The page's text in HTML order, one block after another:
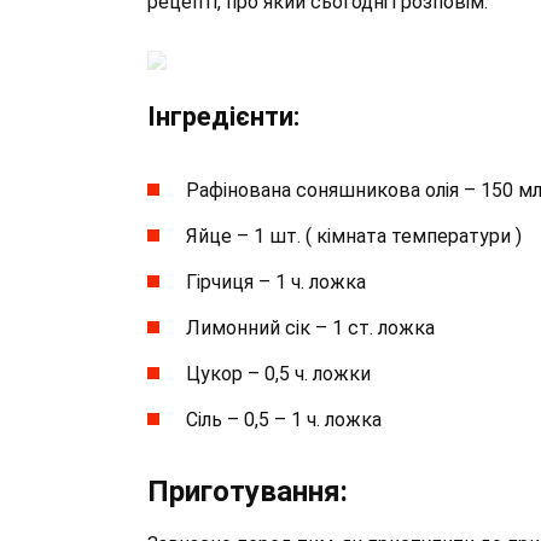
Інгредієнти:
Рафінована соняшникова олія – 150
Яйце – 1 шт. ( кімната температури )
Гірчиця – 1 ч. ложка
Лимонний сік – 1 ст. ложка
Цукор – 0,5 ч. ложки
Сіль – 0,5 – 1 ч. ложка
Приготування: